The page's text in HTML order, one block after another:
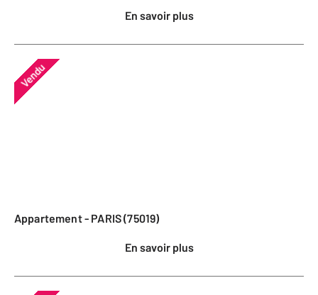
En savoir plus
Vendu
Appartement - PARIS (75019)
En savoir plus